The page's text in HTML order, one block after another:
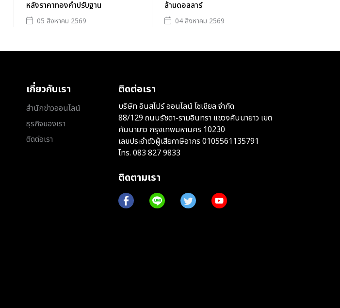
หลังราคาทองคำปรับฐาน
05 สิงหาคม 2569
ล้านดอลลาร์
04 สิงหาคม 2569
เกี่ยวกับเรา
สำนักข่าวออนไลน์
ธุรกิจของเรา
ติดต่อเรา
ติดต่อเรา
บริษัท อินสไปร์ ออนไลน์ โซเชียล จำกัด
88/129 ถนนรัชดา-รามอินทรา แขวงคันนายาว เขต
คันนายาว กรุงเทพมหานคร 10230
เลขประจำตัวผู้เสียภาษีอากร 0105561135791
โทร. 083 827 9833
ติดตามเรา